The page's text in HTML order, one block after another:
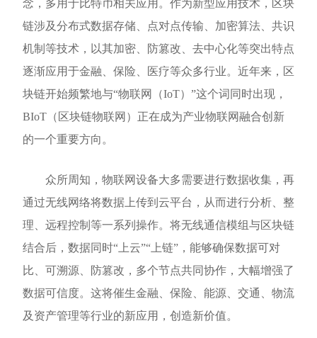
念，多用于比特币相关应用。作为新型应用技术，区块
链涉及分布式数据存储、点对点传输、加密算法、共识
机制等技术，以其加密、防篡改、去中心化等突出特点
逐渐应用于金融、保险、医疗等众多行业。近年来，区
块链开始频繁地与“物联网（IoT）”这个词同时出现，
BIoT（区块链物联网）正在成为产业物联网融合创新
的一个重要方向。
众所周知，物联网设备大多需要进行数据收集，再
通过无线网络将数据上传到云平台，从而进行分析、整
理、远程控制等一系列操作。将无线通信模组与区块链
结合后，数据同时“上云”“上链”，能够确保数据可对
比、可溯源、防篡改，多个节点共同协作，大幅增强了
数据可信度。这将催生金融、保险、能源、交通、物流
及资产管理等行业的新应用，创造新价值。